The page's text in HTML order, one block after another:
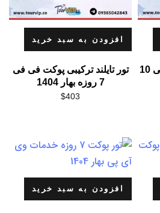
تور پوکت و فی فی و کرابی 10
افزودن به سبد خرید
تور تایلند ترکیبی پوکت فی فی
7 روزه بهار 1404
$403
افزودن به سبد خرید